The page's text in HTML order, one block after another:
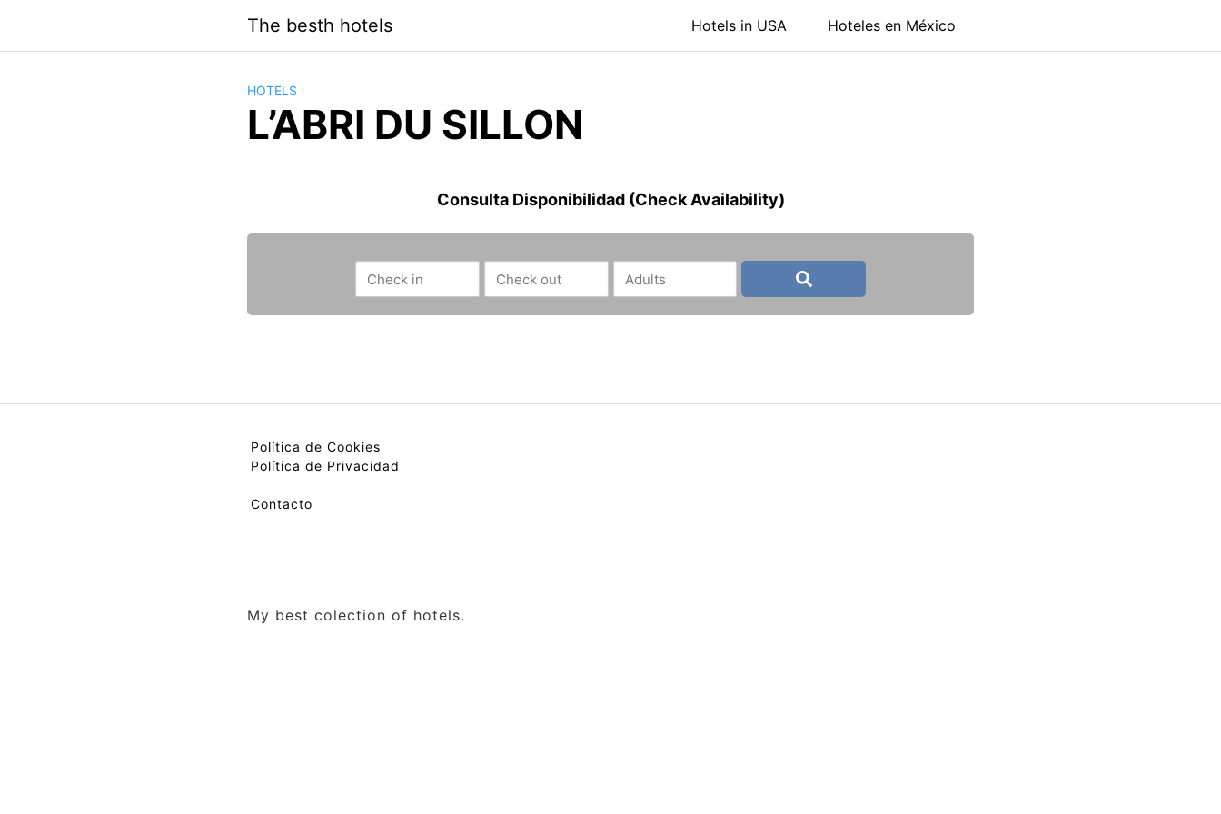
contenido
The besth hotels Hotels in USA Hoteles en México
HOTELS
L’ABRI DU SILLON
Consulta Disponibilidad (Check Availability)
Política de Cookies
Política de Privacidad
Contacto
My best colection of hotels.